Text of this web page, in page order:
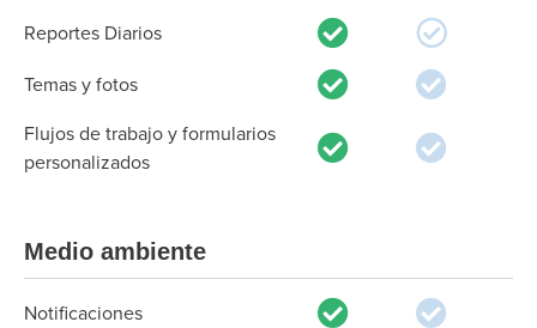
Reportes Diarios
Temas y fotos
Flujos de trabajo y formularios
personalizados
Medio ambiente
Notificaciones